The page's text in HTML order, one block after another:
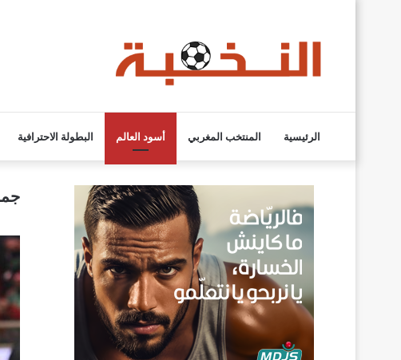
الرئيسية المنتخب المغربي أسود العالم البطولة الاحترافية